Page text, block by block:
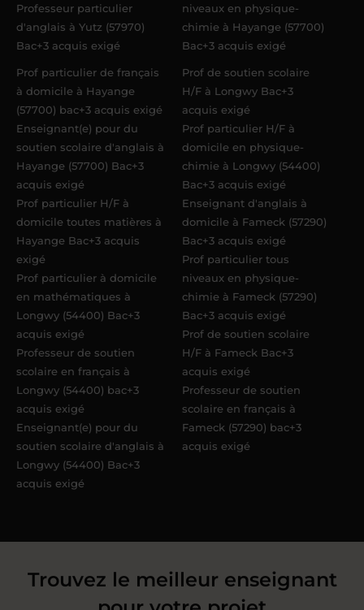
Professeur particulier
d'anglais à Yutz (57970)
Bac+3 acquis exigé
niveaux en physique-
chimie à Hayange (57700)
Bac+3 acquis exigé
Prof particulier de français
à domicile à Hayange
(57700) bac+3 acquis exigé
Enseignant(e) pour du
soutien scolaire d'anglais à
Hayange (57700) Bac+3
acquis exigé
Prof particulier H/F à
domicile toutes matières à
Hayange Bac+3 acquis
exigé
Prof particulier à domicile
en mathématiques à
Longwy (54400) Bac+3
acquis exigé
Professeur de soutien
scolaire en français à
Longwy (54400) bac+3
acquis exigé
Enseignant(e) pour du
soutien scolaire d'anglais à
Longwy (54400) Bac+3
acquis exigé
Prof de soutien scolaire
H/F à Longwy Bac+3
acquis exigé
Prof particulier H/F à
domicile en physique-
chimie à Longwy (54400)
Bac+3 acquis exigé
Enseignant d'anglais à
domicile à Fameck (57290)
Bac+3 acquis exigé
Prof particulier tous
niveaux en physique-
chimie à Fameck (57290)
Bac+3 acquis exigé
Prof de soutien scolaire
H/F à Fameck Bac+3
acquis exigé
Professeur de soutien
scolaire en français à
Fameck (57290) bac+3
acquis exigé
Trouvez le meilleur enseignant